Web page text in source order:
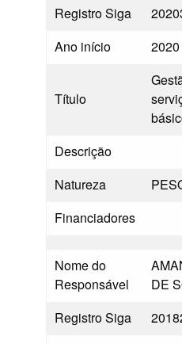
Registro Siga
Ano início
2020
Título
Descrição
Natureza
Financiadores
Nome do
Responsável
DE
Registro Siga